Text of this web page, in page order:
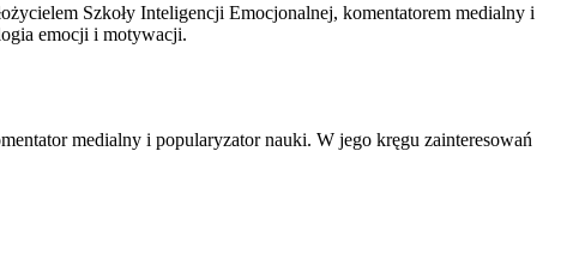
Szkoły Inteligencji Emocjonalnej, komentatorem medialny i
emocji i motywacji.
medialny i popularyzator nauki. W jego kręgu zainteresowań